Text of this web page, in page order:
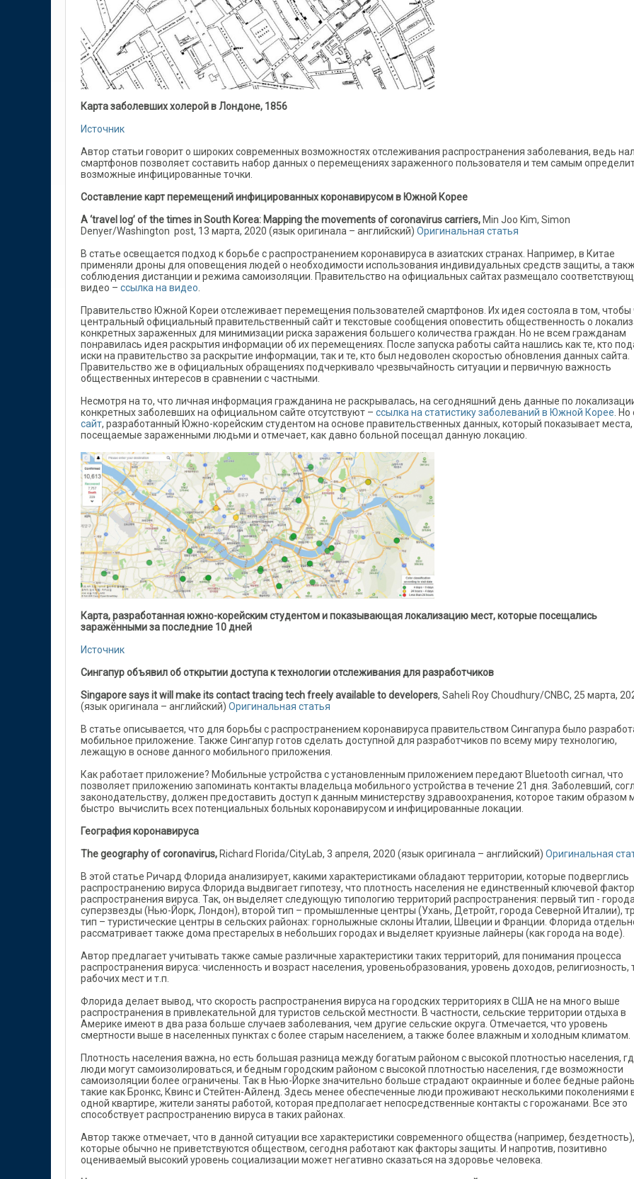
Карта заболевших холерой в Лондоне, 1856
Источник
Автор статьи говорит о широких современных возможностях отслеживания распространения заболевания, ведь
смартфонов позволяет составить набор данных о перемещениях зараженного пользователя и тем самым
возможные инфицированные точки.
Составлениекартперемещенийинфицированныхкоронавирусомв Южной Корее
A ‘travel log’ of the times in South Korea: Mapping the movements of coronavirus carriers, Min Joo Kim, Simon
Denyer/Washington post, 13 марта, 2020 (язык оригинала – английский) Оригинальная статья
В статье освещается подход к борьбе с распространением коронавируса в азиатских странах. Например, в Китае
применяли дроны для оповещения людей о необходимости использования индивидуальных средств защиты, а
соблюдения дистанции и режима самоизоляции. Правительство на официальных сайтах размещало
видео – ссылка на видео
Правительство Южной Кореи отслеживает перемещения пользователей смартфонов. Их идея состояла в том, чтобы
центральный официальный правительственный сайт и текстовые сообщения оповестить общественность о
конкретных зараженных для минимизации риска заражения большего количества граждан. Но не всем гражданам
понравилась идея раскрытия информации об их перемещениях. После запуска работы сайта нашлись как те, кто
иски на правительство за раскрытие информации, так и те, кто был недоволен скоростью обновления данных сайта.
Правительство же в официальных обращениях подчеркивало чрезвычайность ситуации и первичную важность
общественных интересов в сравнении с частными.
Несмотря на то, что личная информация гражданина не раскрывалась, на сегодняшний день данные по
конкретных заболевших на официальном сайте отсутствуют – ссылка на статистику заболеваний в Южной Корее .
сайт, разработанный Южно-корейским студентом на основе правительственных данных, который показывает места,
посещаемые зараженными людьми и отмечает, как давно больной посещал данную локацию.
Карта, разработанная южно-корейским студентом и показывающая локализацию мест, которые посещались
заражёнными за последние 10 дней
Источник
Сингапур объявил об открытии доступа к технологии отслеживания для разработчиков
Singapore says it will make its contact tracing tech freely available to developers, Saheli Roy Choudhury/CNBC, 25 марта,
(язык оригинала – английский) Оригинальная статья
В статье описывается, что для борьбы с распространением коронавируса правительством Сингапура было
мобильное приложение. Также Сингапур готов сделать доступной для разработчиков по всему миру технологию,
лежащую в основе данного мобильного приложения.
Как работает приложение? Мобильные устройства с установленным приложением передают Bluetooth сигнал, что
позволяет приложению запоминать контакты владельца мобильного устройства в течение 21 дня. Заболевший,
законодательству, должен предоставить доступ к данным министерству здравоохранения, которое таким образом
быстро вычислить всех потенциальных больных коронавирусом и инфицированные локации.
География коронавируса
The geography of coronavirus, Richard Florida/CityLab, 3 апреля, 2020 (язык оригинала – английский) Оригинальная
В этой статье Ричард Флорида анализирует, какими характеристиками обладают территории, которые подверглись
распространению вируса.Флорида выдвигает гипотезу, что плотность населения не единственный ключевой фактор
распространения вируса. Так, он выделяет следующую типологию территорий распространения: первый тип -
суперзвезды (Нью-Йорк, Лондон), второй тип – промышленные центры (Ухань, Детройт, города Северной Италии),
тип – туристические центры в сельских районах: горнолыжные склоны Италии, Швеции и Франции. Флорида
рассматривает также дома престарелых в небольших городах и выделяет круизные лайнеры (как города на воде).
Автор предлагает учитывать также самые различные характеристики таких территорий, для понимания процесса
распространения вируса: численность и возраст населения, уровеньобразования, уровень доходов, религиозность,
рабочих мест и т.п.
Флорида делает вывод, что скорость распространения вируса на городских территориях в США не на много выше
распространения в привлекательной для туристов сельской местности. В частности, сельские территории отдыха в
Америке имеют в два раза больше случаев заболевания, чем другие сельские округа. Отмечается, что уровень
смертности выше в населенных пунктах с более старым населением, а также более влажным и холодным климатом.
Плотность населения важна, но есть большая разница между богатым районом с высокой плотностью населения,
люди могут самоизолироваться, и бедным городским районом с высокой плотностью населения, где возможности
самоизоляции более ограничены. Так в Нью-Йорке значительно больше страдают окраинные и более бедные
такие как Бронкс, Квинс и Стейтен-Айленд. Здесь менее обеспеченные люди проживают несколькими поколениями
одной квартире, жители заняты работой, которая предполагает непосредственные контакты с горожанами. Все это
способствует распространению вируса в таких районах.
Автор также отмечает, что в данной ситуации все характеристики современного общества (например, бездетность),
которые обычно не приветствуются обществом, сегодня работают как факторы защиты. И напротив, позитивно
оцениваемый высокий уровень социализации может негативно сказаться на здоровье человека.